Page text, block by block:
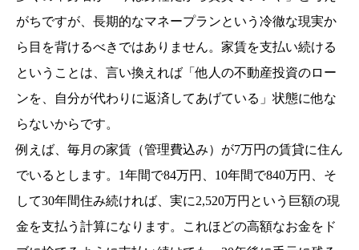
がちですが、長期的なマネープランという冷徹な現実か
ら目を背けるべきではありません。家賃を支払い続ける
ということは、言い換えれば「他人の不動産投資のロー
ンを、自分が代わりに返済してあげている」状態に他な
らないからです。
例えば、毎月の家賃（管理費込み）が7万円の賃貸に住ん
でいるとします。1年間で84万円、10年間で840万円、そ
して30年間住み続ければ、実に2,520万円という巨額の現
金を支払う計算になります。これほどの高額なお金をド